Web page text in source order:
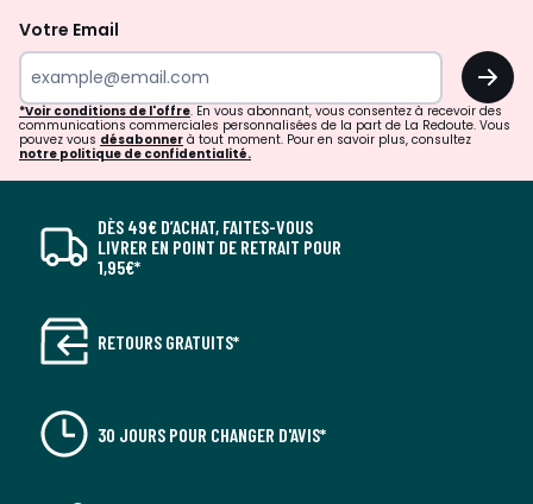
Votre Email
OK
*Voir conditions de l'offre. En vous abonnant, vous consentez à recevoir des
communications commerciales personnalisées de la part de La Redoute. Vous
pouvez vous désabonner à tout moment. Pour en savoir plus, consultez
notre politique de confidentialité.
DÈS 49€ D’ACHAT, FAITES-VOUS
LIVRER EN POINT DE RETRAIT POUR
1,95€*
RETOURS GRATUITS*
30 JOURS POUR CHANGER D'AVIS*